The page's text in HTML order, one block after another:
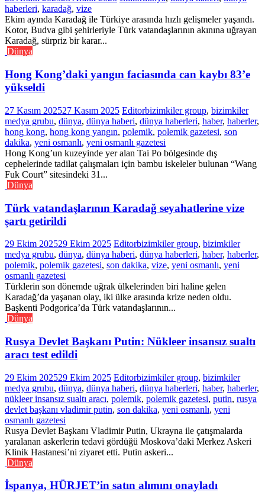
haberleri, karadağ, vize
Ekim ayında Karadağ ile Türkiye arasında hızlı gelişmeler yaşandı.
Kotor, Budva gibi şehirleriyle Türk vatandaşlarının akınına uğrayan
Karadağ, sürpriz bir karar...
Dünya
Hong Kong’daki yangın faciasında can kaybı 83’e
yükseldi
27 Kasım 202527 Kasım 2025 Editorbizimkiler group, bizimkiler
medya grubu, dünya, dünya haberi, dünya haberleri, haber, haberler,
hong kong, hong kong yangın, polemik, polemik gazetesi, son
dakika, yeni osmanlı, yeni osmanlı gazetesi
Hong Kong’un kuzeyinde yer alan Tai Po bölgesinde dış
cephelerinde tadilat çalışmaları için bambu iskeleler bulunan “Wang
Fuk Court” sitesindeki 31...
Dünya
Türk vatandaşlarının Karadağ seyahatlerine vize
şartı getirildi
29 Ekim 202529 Ekim 2025 Editorbizimkiler group, bizimkiler
medya grubu, dünya, dünya haberi, dünya haberleri, haber, haberler,
polemik, polemik gazetesi, son dakika, vize, yeni osmanlı, yeni
osmanlı gazetesi
Türklerin son dönemde uğrak ülkelerinden biri haline gelen
Karadağ’da yaşanan olay, iki ülke arasında krize neden oldu.
Başkenti Podgorica’da Türk vatandaşlarının...
Dünya
Rusya Devlet Başkanı Putin: Nükleer insansız sualtı
aracı test edildi
29 Ekim 202529 Ekim 2025 Editorbizimkiler group, bizimkiler
medya grubu, dünya, dünya haberi, dünya haberleri, haber, haberler,
nükleer insansız sualtı aracı, polemik, polemik gazetesi, putin, rusya
devlet başkanı vladimir putin, son dakika, yeni osmanlı, yeni
osmanlı gazetesi
Rusya Devlet Başkanı Vladimir Putin, Ukrayna ile çatışmalarda
yaralanan askerlerin tedavi gördüğü Moskova’daki Merkez Askeri
Klinik Hastanesi’ni ziyaret etti. Putin askeri...
Dünya
İspanya, HÜRJET’in satın alımını onayladı